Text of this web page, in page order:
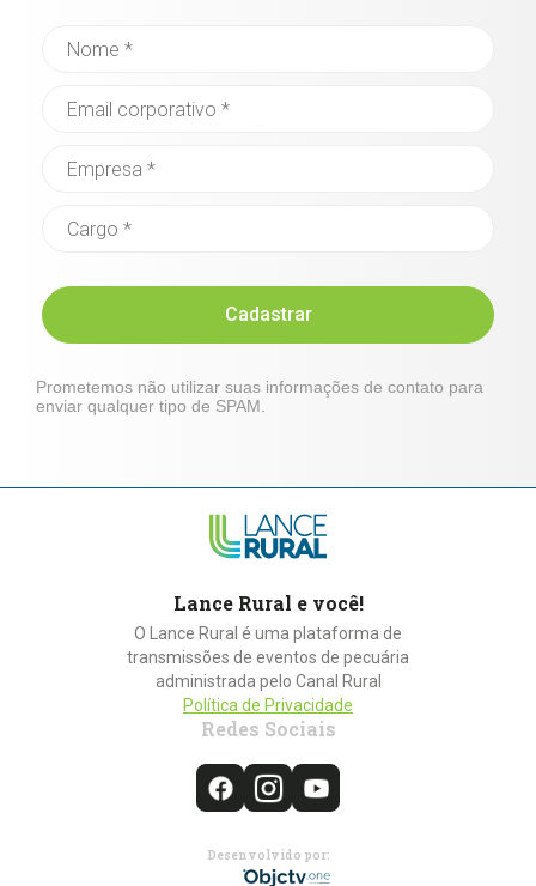
Cadastrar
Prometemos não utilizar suas informações de contato para
enviar qualquer tipo de SPAM.
Lance Rural e você!
O Lance Rural é uma plataforma de
transmissões de eventos de pecuária
administrada pelo Canal Rural
Política de Privacidade
Redes Sociais
Desenvolvido por: